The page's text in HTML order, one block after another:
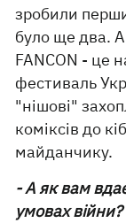
зробили
було ще два.
FANCON - це
фестиваль
"нішові"
коміксів до
майданчику.
- А як вам
умовах війни?